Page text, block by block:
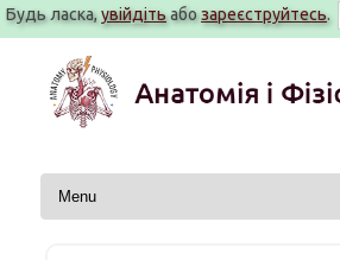
Будь ласка,увійдітьабозареєструйтесь.
вмісту